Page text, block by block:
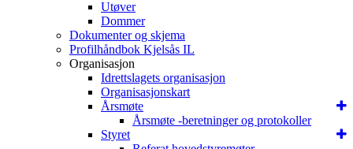
Utøver
Dommer
Dokumenter og skjema
Profilhåndbok Kjelsås IL
Organisasjon
Idrettslagets organisasjon
Organisasjonskart
Årsmøte
Årsmøte -beretninger og protokoller
Styret